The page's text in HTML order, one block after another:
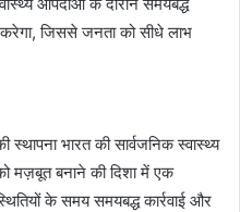
जिससे जनता को सीधे लाभ
भारत की सार्वजनिक स्वास्थ्य
मज़बूत बनाने की दिशा में एक
के समय समयबद्ध कार्रवाई और